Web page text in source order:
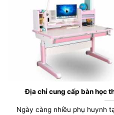
Địa chỉ cung cấp bàn học
Ngày càng nhiều phụ huynh